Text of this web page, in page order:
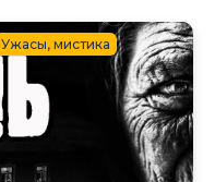
Ужасы, мистика